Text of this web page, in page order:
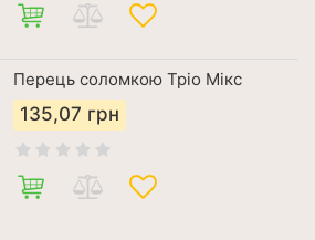
Перець соломкою Тріо Мікс
135,07 грн